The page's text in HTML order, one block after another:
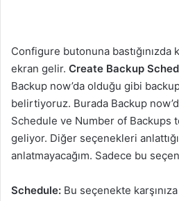
Configure butonuna bastığınızda
ekran gelir. Create Backup
Backup now’da olduğu gibi
belirtiyoruz. Burada Backup
Schedule ve Number of Backups
geliyor. Diğer seçenekleri
anlatmayacağım. Sadece bu
Schedule: Bu seçenekte